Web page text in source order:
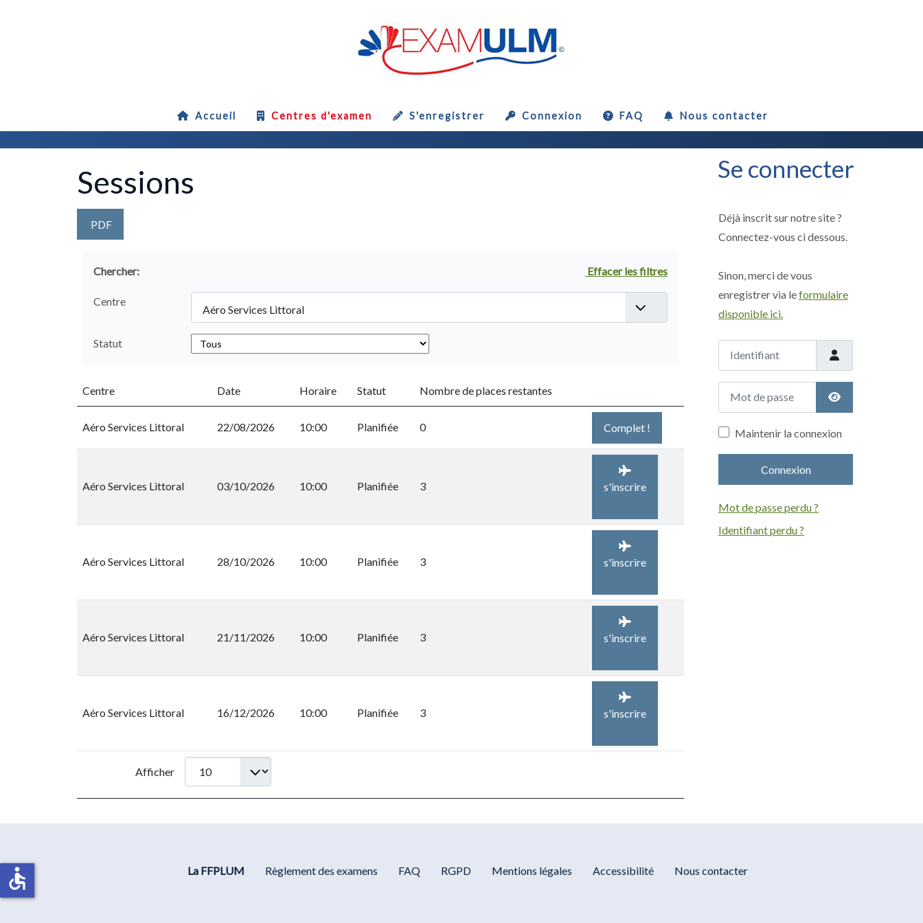
Accueil Centres d'examen S'enregistrer Connexion FAQ Nous contacter
Se connecter
Déjà inscrit sur notre site ?
Connectez-vous ci dessous.
Sinon, merci de vous
enregistrer via leformulaire
disponible ici.
Afficher le mot de
Maintenir la connexion
Connexion
Mot de passe perdu ?
Identifiant perdu ?
Sessions
PDF
Chercher: Effacer les filtres
Centre
Aéro Services Littoral
Statut
Centre Date Horaire Statut Nombre de places restantes
Afficher
Aéro Services Littoral 22/08/2026 10:00 Planifiée 0 Complet !
Aéro Services Littoral 03/10/2026 10:00 Planifiée 3 s'inscrire
Aéro Services Littoral 28/10/2026 10:00 Planifiée 3 s'inscrire
Aéro Services Littoral 21/11/2026 10:00 Planifiée 3 s'inscrire
Aéro Services Littoral 16/12/2026 10:00 Planifiée 3 s'inscrire
La FFPLUM Règlement des examens FAQ RGPD Mentions légales Accessibilité Nous contacter
accessible